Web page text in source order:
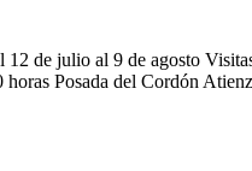
de julio al 9 de agosto
Posada del Cordón